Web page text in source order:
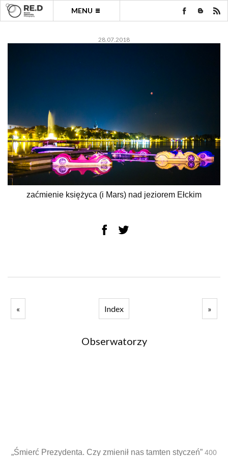
MENU
28.07.2018
zaćmienie księżyca (i Mars) nad jeziorem Ełckim
« Index »
Obserwatorzy
„Śmierć Prezydenta. Czy zmienił nas tamten styczeń” 400